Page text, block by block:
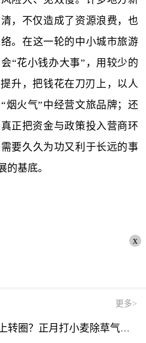
，不仅造成了资源浪费，也
。在这一轮的中小城市旅游
“花小钱办大事”，用较少的
升，把钱花在刀刃上，以人
烟火气”中经营文旅品牌；还
正把资金与政策投入营商环
要久久为功又利于长远的事
的基底。
x
更多>
打小麦除草气温多少能打？ 全球短讯